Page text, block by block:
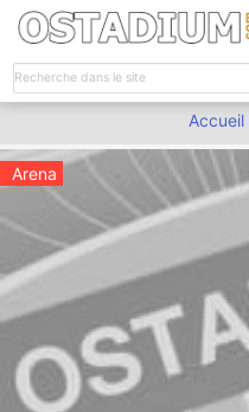
Accueil
Arena